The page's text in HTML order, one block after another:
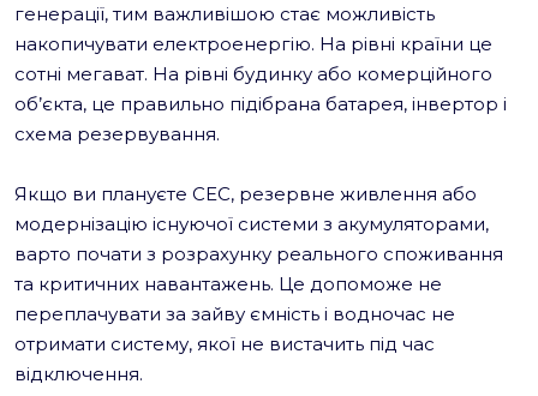
генерації, тим важливішою стає можливість
накопичувати електроенергію. На рівні країни це
сотні мегават. На рівні будинку або комерційного
об’єкта, це правильно підібрана батарея, інвертор і
схема резервування.
Якщо ви плануєте СЕС, резервне живлення або
модернізацію існуючої системи з акумуляторами,
варто почати з розрахунку реального споживання
та критичних навантажень. Це допоможе не
переплачувати за зайву ємність і водночас не
отримати систему, якої не вистачить під час
відключення.